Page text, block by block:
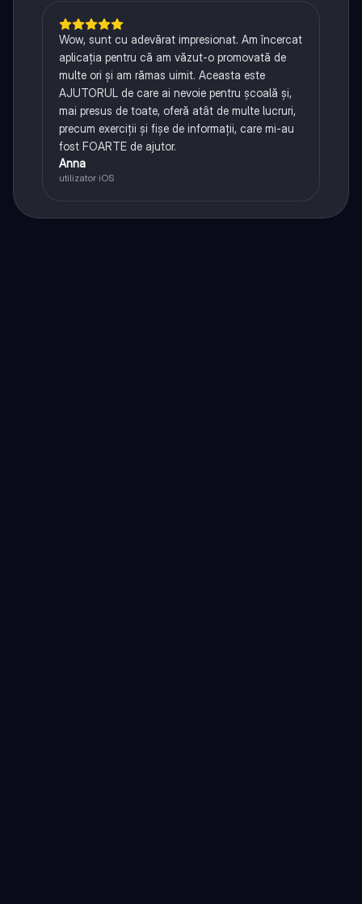
Wow, sunt cu adevărat impresionat. Am încercat
aplicația pentru că am văzut-o promovată de
multe ori și am rămas uimit. Aceasta este
AJUTORUL de care ai nevoie pentru școală și,
mai presus de toate, oferă atât de multe lucruri,
precum exerciții și fișe de informații, care mi-au
fost FOARTE de ajutor.
Anna
utilizator iOS